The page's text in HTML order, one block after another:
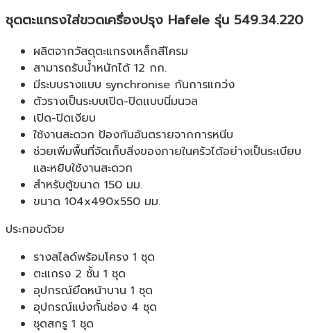
ชุดตะแกรงใส่ขวดเครื่องปรุง Hafele รุ่น 549.34.220
ผลิตจากวัสดุตะแกรงเหล็กสีโครม
สามารถรับน้ำหนักได้ 12 กก.
มีระบบรางแบบ synchronise กันการแกว่ง
ตัวรางเป็นระบบเปิด-ปิดเเบบนิ่มนวล
เปิด-ปิดเงียบ
ใช้งานสะดวก ป้องกันอันตรายจากการหนีบ
ช่วยเพิ่มพื้นที่จัดเก็บสิ่งของภายในครัวได้อย่างเป็นระเบียบ
และหยิบใช้งานสะดวก
สำหรับตู้ขนาด 150 มม.
ขนาด 104x490x550 มม.
ประกอบด้วย
รางสไลด์พร้อมโครง 1 ชุด
ตะแกรง 2 ชั้น 1 ชุด
อุปกรณ์ยึดหน้าบาน 1 ชุด
อุปกรณ์แบ่งกั้นช่อง 4 ชุด
ชุดสกรู 1 ชุด